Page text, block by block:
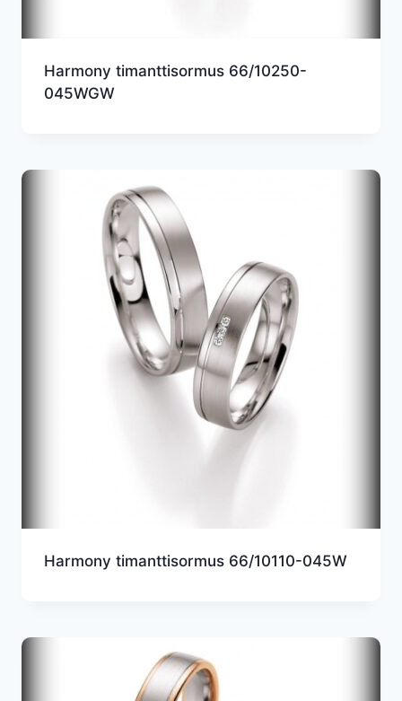
Harmony timanttisormus 66/10250-
045WGW
Harmony timanttisormus 66/10110-045W